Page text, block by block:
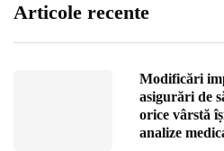
Articole recente
Modificări
asigurări de
orice vârstă
analize